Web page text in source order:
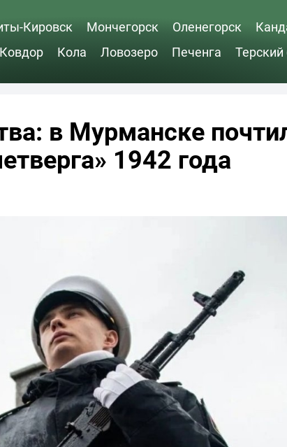
Кировск Мончегорск Оленегорск
Ковдор Кола Ловозеро Печенга Терский
в Мурманске
1942 года